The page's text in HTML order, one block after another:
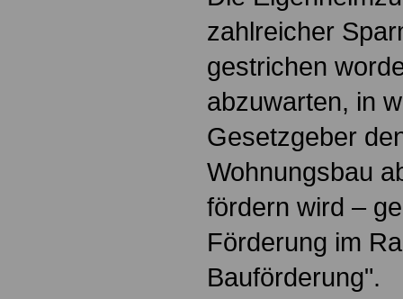
zahlreicher
gestrichen
abzuwarten, in
Gesetzgeber
Wohnungsbau
fördern wird –
Förderung im
Bauförderung".